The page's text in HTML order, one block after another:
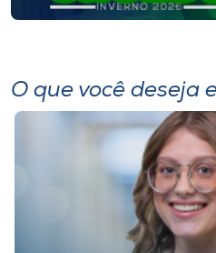
CPA
Biblioteca
O que você deseja